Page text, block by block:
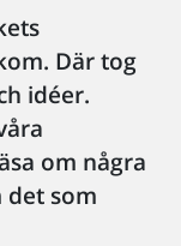
Där tog
idéer.
om några
det som